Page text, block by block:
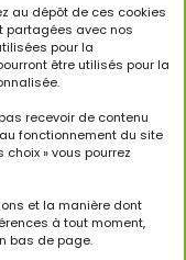
au dépôt de ces cookies
partagées avec nos
pour la
être utilisés pour la
recevoir de contenu
fonctionnement du site
» vous pourrez
et la manière dont
à tout moment,
bas de page.
Tous droits